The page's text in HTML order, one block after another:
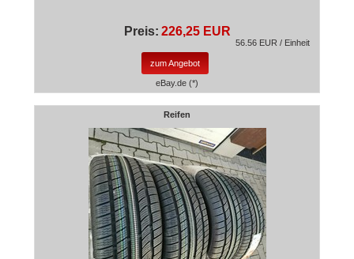
Preis: 226,25 EUR
56.56 EUR / Einheit
zum Angebot
eBay.de (*)
Reifen